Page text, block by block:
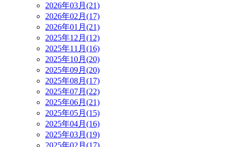
2026年03月(21)
2026年02月(17)
2026年01月(21)
2025年12月(12)
2025年11月(16)
2025年10月(20)
2025年09月(20)
2025年08月(17)
2025年07月(22)
2025年06月(21)
2025年05月(15)
2025年04月(16)
2025年03月(19)
2025年02月(17)